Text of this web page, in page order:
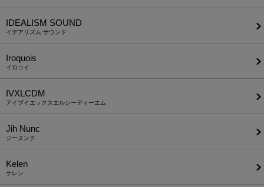
IDEALISM SOUND
イデアリズム サウンド
Iroquois
イロコイ
IVXLCDM
アイブイエックスエルシーディーエム
Jih Nunc
ジーヌンク
Kelen
ケレン